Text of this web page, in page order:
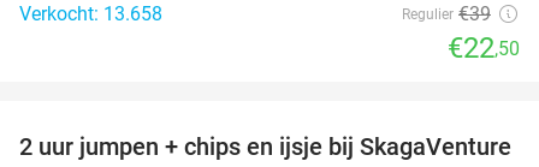
Verkocht: 13.658
Regulier €39
€22,50
45%
2 uur jumpen + chips en ijsje bij SkagaVenture